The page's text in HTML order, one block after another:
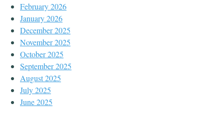
February 2026
January 2026
December 2025
November 2025
October 2025
September 2025
August 2025
July 2025
June 2025